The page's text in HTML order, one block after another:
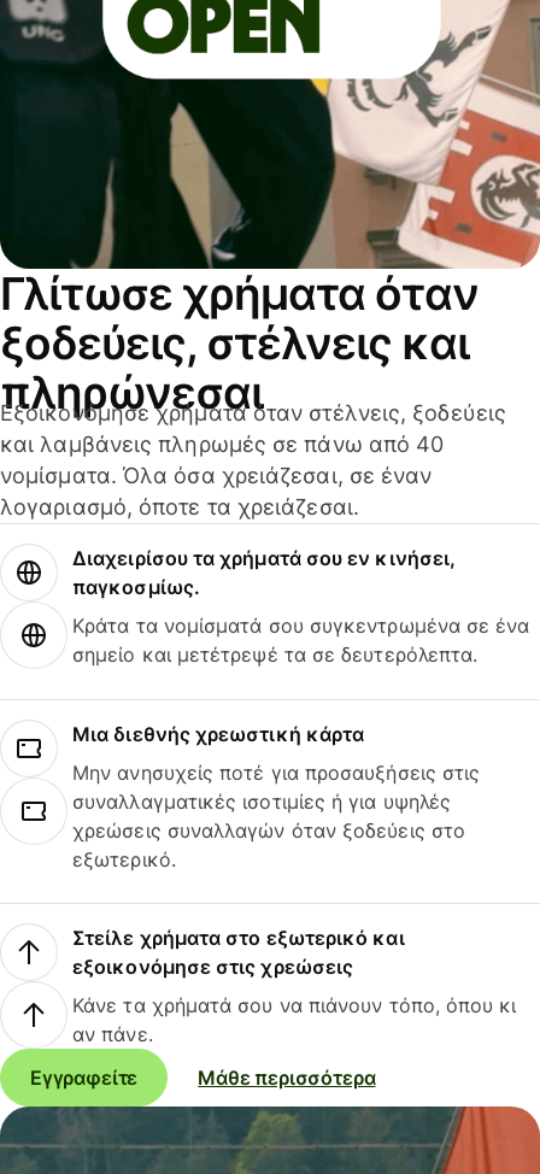
Γλίτωσε χρήματα όταν
ξοδεύεις, στέλνεις και
πληρώνεσαι
Εξοικονόμησε χρήματα όταν στέλνεις, ξοδεύεις
και λαμβάνεις πληρωμές σε πάνω από 40
νομίσματα. Όλα όσα χρειάζεσαι, σε έναν
λογαριασμό, όποτε τα χρειάζεσαι.
Διαχειρίσου τα χρήματά σου εν κινήσει,
παγκοσμίως.
Κράτα τα νομίσματά σου συγκεντρωμένα σε ένα
σημείο και μετέτρεψέ τα σε δευτερόλεπτα.
Μια διεθνής χρεωστική κάρτα
Μην ανησυχείς ποτέ για προσαυξήσεις στις
συναλλαγματικές ισοτιμίες ή για υψηλές
χρεώσεις συναλλαγών όταν ξοδεύεις στο
εξωτερικό.
Στείλε χρήματα στο εξωτερικό και
εξοικονόμησε στις χρεώσεις
Κάνε τα χρήματά σου να πιάνουν τόπο, όπου κι
αν πάνε.
Εγγραφείτε
Μάθε περισσότερα